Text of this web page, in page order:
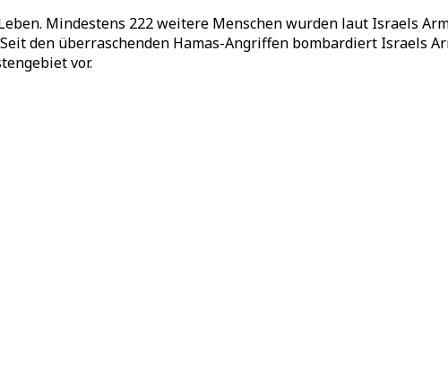
Mindestens 222 weitere Menschen wurden laut Israels
den überraschenden Hamas-Angriffen bombardiert Israels
vor.